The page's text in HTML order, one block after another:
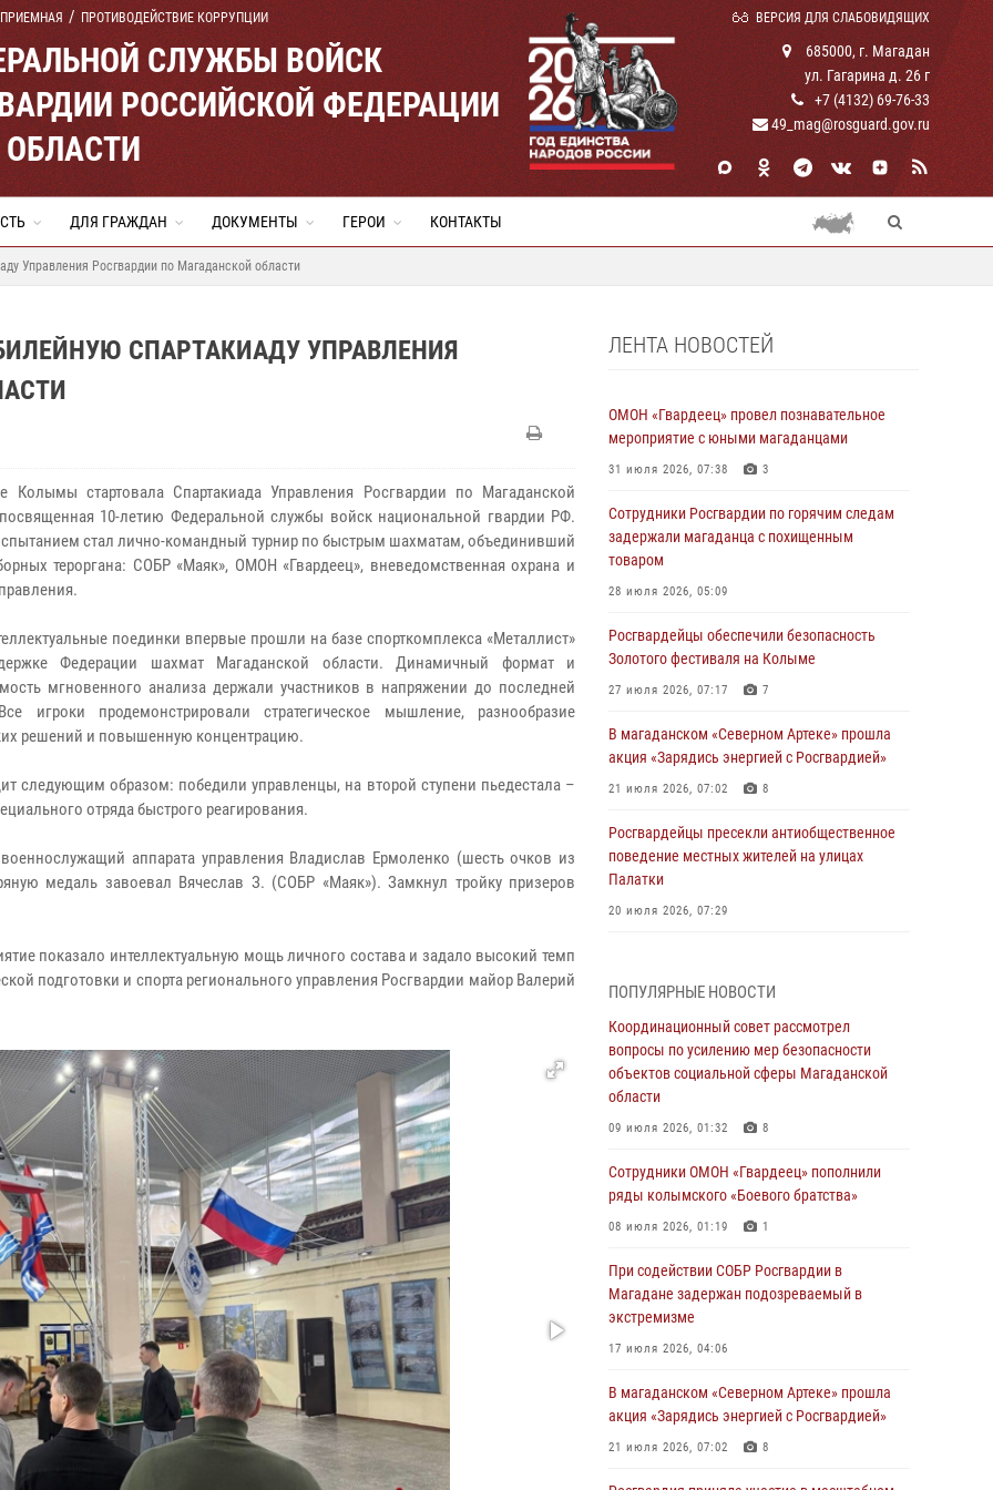
ПРОТИВОДЕЙСТВИЕ КОРРУПЦИИ ВЕРСИЯ ДЛЯ СЛАБОВИДЯЩИХ
СЛУЖБЫ ВОЙСК
РОССИЙСКОЙ ФЕДЕРАЦИИ
685000, г. Магадан
ул. Гагарина д. 26 г
+7 (4132) 69-76-33
49_mag@rosguard.gov.ru
ДЛЯ ГРАЖДАН ДОКУМЕНТЫ ГЕРОИ КОНТАКТЫ
Управления Росгвардии по Магаданской области
СПАРТАКИАДУ УПРАВЛЕНИЯ
Колымы стартовала Спартакиада Управления Росгвардии по Магаданской
10-летию Федеральной службы войск национальной гвардии РФ.
стал лично-командный турнир по быстрым шахматам, объединивший
тероргана: СОБР «Маяк», ОМОН «Гвардеец», вневедомственная охрана и
поединки впервые прошли на базе спорткомплекса «Металлист»
Федерации шахмат Магаданской области. Динамичный формат и
мгновенного анализа держали участников в напряжении до последней
игроки продемонстрировали стратегическое мышление, разнообразие
решений и повышенную концентрацию.
следующим образом: победили управленцы, на второй ступени пьедестала –
отряда быстрого реагирования.
аппарата управления Владислав Ермоленко (шесть очков из
медаль завоевал Вячеслав З. (СОБР «Маяк»). Замкнул тройку призеров
показало интеллектуальную мощь личного состава и задало высокий темп
подготовки и спорта регионального управления Росгвардии майор Валерий
ЛЕНТА НОВОСТЕЙ
ОМОН «Гвардеец» провел познавательное
мероприятие с юными магаданцами
31 июля 2026, 07:38 3
Сотрудники Росгвардии по горячим следам
задержали магаданца с похищенным
товаром
28 июля 2026, 05:09
Росгвардейцы обеспечили безопасность
Золотого фестиваля на Колыме
27 июля 2026, 07:17 7
В магаданском «Северном Артеке» прошла
акция «Зарядись энергией с Росгвардией»
21 июля 2026, 07:02 8
Росгвардейцы пресекли антиобщественное
поведение местных жителей на улицах
Палатки
20 июля 2026, 07:29
подшефных кадет с победой в «Зарнице 2.0»
20 июля 2026, 04:02 8
При содействии СОБР Росгвардии в
Магадане задержан подозреваемый в
экстремизме
«Каникулы с Росгвардией» продолжаются на
Колыме
Начальник Главного штаба – первый
заместитель директора Росгвардии Герой
России генерал-полковник Сергей Бойко
профессиональным праздником
15 июля 2026, 06:21
ПОПУЛЯРНЫЕ НОВОСТИ
Координационный совет рассмотрел
вопросы по усилению мер безопасности
объектов социальной сферы Магаданской
области
09 июля 2026, 01:32 8
Сотрудники ОМОН «Гвардеец» пополнили
ряды колымского «Боевого братства»
08 июля 2026, 01:19 1
При содействии СОБР Росгвардии в
Магадане задержан подозреваемый в
экстремизме
17 июля 2026, 04:06
В магаданском «Северном Артеке» прошла
акция «Зарядись энергией с Росгвардией»
21 июля 2026, 07:02 8